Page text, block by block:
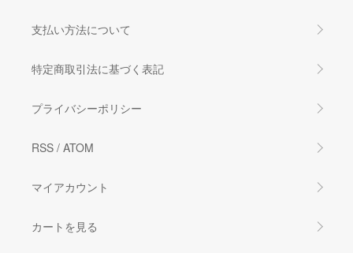
支払い方法について
特定商取引法に基づく表記
プライバシーポリシー
RSS / ATOM
マイアカウント
カートを見る